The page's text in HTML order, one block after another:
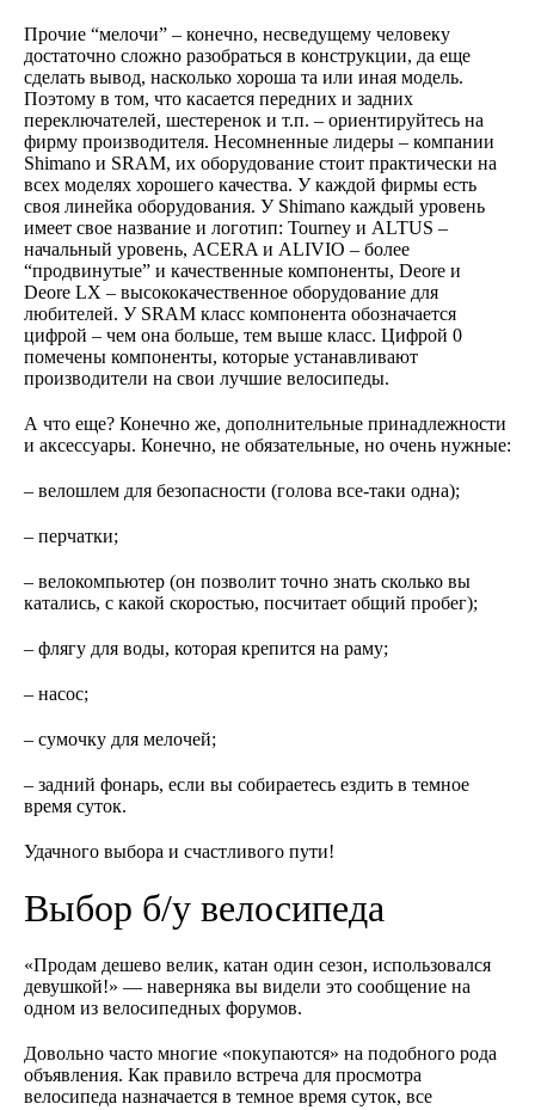
Прочие “мелочи” – конечно, несведущему человеку
достаточно сложно разобраться в конструкции, да еще
сделать вывод, насколько хороша та или иная модель.
Поэтому в том, что касается передних и задних
переключателей, шестеренок и т.п. – ориентируйтесь на
фирму производителя. Несомненные лидеры – компании
Shimano и SRAM, их оборудование стоит практически на
всех моделях хорошего качества. У каждой фирмы есть
своя линейка оборудования. У Shimano каждый уровень
имеет свое название и логотип: Tourney и ALTUS –
начальный уровень, ACERA и ALIVIО – более
“продвинутые” и качественные компоненты, Deore и
Deore LX – высококачественное оборудование для
любителей. У SRAM класс компонента обозначается
цифрой – чем она больше, тем выше класс. Цифрой 0
помечены компоненты, которые устанавливают
производители на свои лучшие велосипеды.
А что еще? Конечно же, дополнительные принадлежности
и аксессуары. Конечно, не обязательные, но очень нужные:
– велошлем для безопасности (голова все-таки одна);
– перчатки;
– велокомпьютер (он позволит точно знать сколько вы
катались, с какой скоростью, посчитает общий пробег);
– флягу для воды, которая крепится на раму;
– насос;
– сумочку для мелочей;
– задний фонарь, если вы собираетесь ездить в темное
время суток.
Удачного выбора и счастливого пути!
Выбор б/у велосипеда
«Продам дешево велик, катан один сезон, использовался
девушкой!» — наверняка вы видели это сообщение на
одном из велосипедных форумов.
Довольно часто многие «покупаются» на подобного рода
объявления. Как правило встреча для просмотра
велосипеда назначается в темное время суток, все